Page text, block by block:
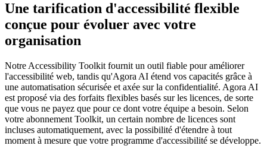
Une tarification d'accessibilité flexible
conçue pour évoluer avec votre
organisation
Notre Accessibility Toolkit fournit un outil fiable pour améliorer
l'accessibilité web, tandis qu'Agora AI étend vos capacités grâce à
une automatisation sécurisée et axée sur la confidentialité. Agora AI
est proposé via des forfaits flexibles basés sur les licences, de sorte
que vous ne payez que pour ce dont votre équipe a besoin. Selon
votre abonnement Toolkit, un certain nombre de licences sont
incluses automatiquement, avec la possibilité d'étendre à tout
moment à mesure que votre programme d'accessibilité se développe.